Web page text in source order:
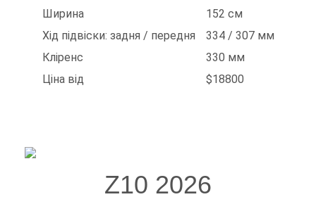
Ширина
152 см
Хід підвіски: задня / передня
334 / 307 мм
Кліренс
330 мм
Ціна від
$18800
Z10 2026